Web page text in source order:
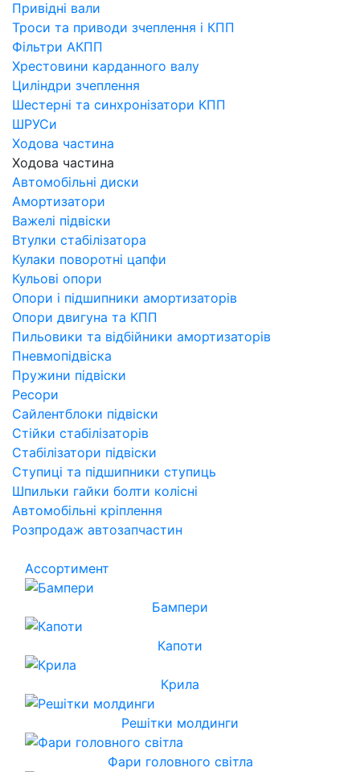
Привідні вали
Троси та приводи зчеплення і КПП
Фільтри АКПП
Хрестовини карданного валу
Циліндри зчеплення
Шестерні та синхронізатори КПП
ШРУСи
Ходова частина
Ходова частина
Автомобільні диски
Амортизатори
Важелі підвіски
Втулки стабілізатора
Кулаки поворотні цапфи
Кульові опори
Опори і підшипники амортизаторів
Опори двигуна та КПП
Пильовики та відбійники амортизаторів
Пневмопідвіска
Пружини підвіски
Ресори
Сайлентблоки підвіски
Стійки стабілізаторів
Стабілізатори підвіски
Ступиці та підшипники ступиць
Шпильки гайки болти колісні
Автомобільні кріплення
Розпродаж автозапчастин
Ассортимент
Бампери
Капоти
Крила
Решітки молдинги
Фари головного світла